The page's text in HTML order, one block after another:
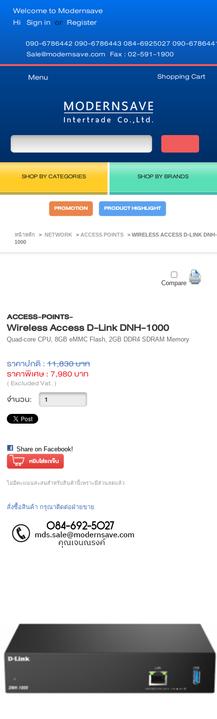
Welcome to Modernsave
Hi Sign in or Register
090-6786442 090-6786443 084-6925027 090-
Sale@modernsave.com Fax : 02-591-1900
Shopping Cart
Menu
SHOP BY CATEGORIES SHOP BY BRANDS
PROMOTION PRODUCT HIGHLIGHT
หน้าหลัก > NETWORK > ACCESS POINTS > WIRELESS ACCESS D-LINK DNH-
1000
Compare
ACCESS-POINTS-
Wireless Access D-Link DNH-1000
Quad-core CPU, 8GB eMMC Flash, 2GB DDR4 SDRAM Memory
ราคาปกติ : 11,830 บาท
ราคาพิเศษ : 7,980 บาท
( Excluded Vat. )
จำนวน:
Share on Facebook!
ไม่มีคะแนนสะสมสำหรับสินค้านี้เพราะมีส่วนลดแล้ว
สั่งซื้อสินค้า กรุณาติดต่อฝ่ายขาย